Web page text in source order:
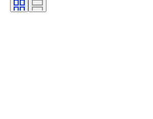
Μοντέλο